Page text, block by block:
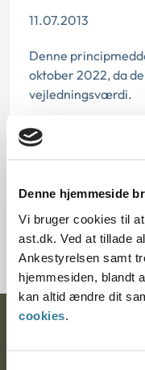
Denne hjemmeside
Vi bruger cookies til
ast.dk. Ved at tillade
Ankestyrelsen samt
hjemmesiden, blandt
kan altid ændre dit
cookies.
11.07.2013
Denne
oktober 2022, da
vejledningsværdi.
Paragraf
§ 2 § 11 § 10 § 1 § 117
Journalnummer
21028-92